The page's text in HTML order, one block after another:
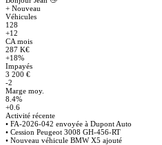
+ Nouveau
Véhicules
128
+12
CA mois
287 K€
+18%
Impayés
3 200 €
-2
Marge moy.
8.4%
+0.6
Activité récente
• FA-2026-042 envoyée à Dupont Auto
• Cession Peugeot 3008 GH-456-RT
• Nouveau véhicule BMW X5 ajouté